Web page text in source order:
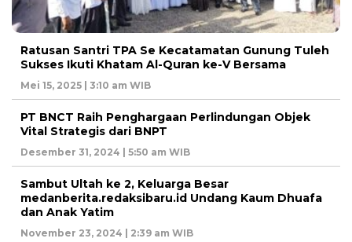
Ratusan Santri TPA Se Kecatamatan Gunung Tuleh
Sukses Ikuti Khatam Al-Quran ke-V Bersama
Mei 15, 2025 | 3:10 am WIB
PT BNCT Raih Penghargaan Perlindungan Objek
Vital Strategis dari BNPT
Desember 31, 2024 | 5:50 am WIB
Sambut Ultah ke 2, Keluarga Besar
medanberita.redaksibaru.id Undang Kaum Dhuafa
dan Anak Yatim
November 23, 2024 | 2:39 am WIB